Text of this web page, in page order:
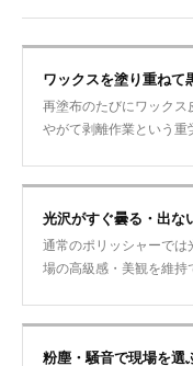
ワックスを塗り重ねて
再塗布のたびにワックス
やがて剥離作業という重
光沢がすぐ曇る・出な
通常のポリッシャーでは
場の高級感・美観を維持
粉塵・騒音で現場を選